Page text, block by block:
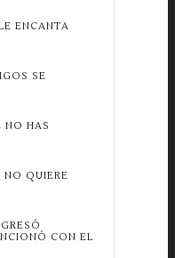
ENCANTA
SE
NO HAS
NO QUIERE
CON EL